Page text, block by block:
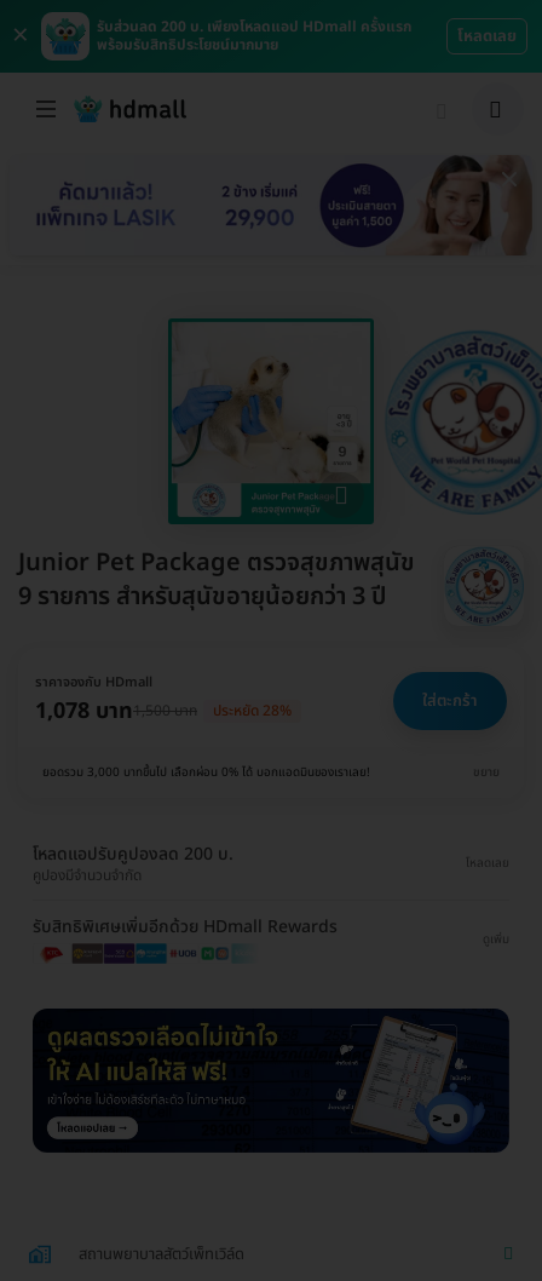
×
รับส่วนลด 200 บ. เพียงโหลดแอป HDmall ครั้งแรก
พร้อมรับสิทธิประโยชน์มากมาย
โหลดเลย
Junior Pet Package ตรวจสุขภาพสุนัข
9 รายการ สำหรับสุนัขอายุน้อยกว่า 3 ปี
ราคาจองกับ HDmall
1,078 บาท1,500 บาท ประหยัด 28% ใส่ตะกร้า
ยอดรวม 3,000 บาทขึ้นไป เลือกผ่อน 0% ได้ บอกแอดมินของเราเลย! ขยาย
โหลดแอปรับคูปองลด 200 บ.
คูปองมีจำนวนจำกัด
โหลดเลย
รับสิทธิพิเศษเพิ่มอีกด้วย HDmall Rewards
ดูเพิ่ม
สถานพยาบาลสัตว์เพ็ทเวิล์ด